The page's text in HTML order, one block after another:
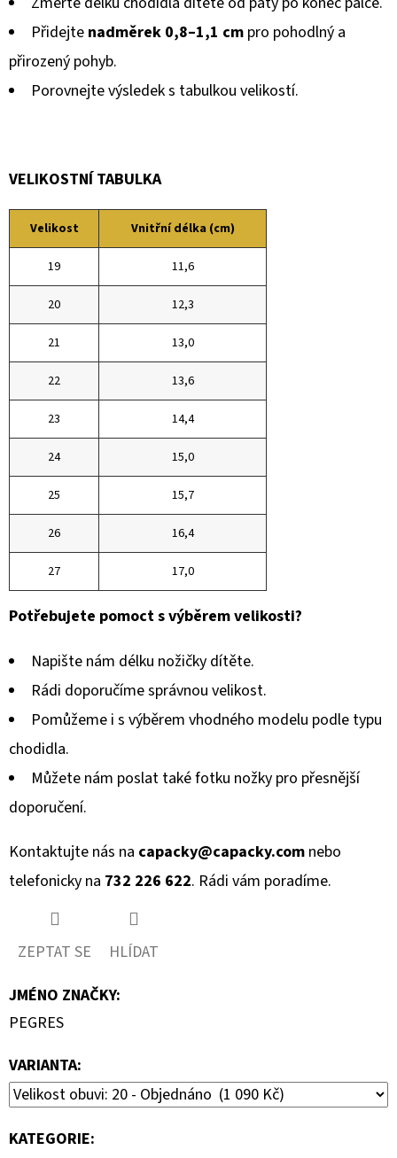
Přidejte nadměrek 0,8–1,1 cm pro pohodlný a
přirozený pohyb.
Porovnejte výsledek s tabulkou velikostí.
VELIKOSTNÍ TABULKA
Velikost Vnitřní délka (cm)
19 11,6
20 12,3
21 13,0
22 13,6
23 14,4
24 15,0
25 15,7
26 16,4
27 17,0
Potřebujete pomoct s výběrem velikosti?
Napište nám délku nožičky dítěte.
Rádi doporučíme správnou velikost.
Pomůžeme i s výběrem vhodného modelu podle typu
chodidla.
Můžete nám poslat také fotku nožky pro přesnější
doporučení.
Kontaktujte nás na capacky@capacky.com nebo
telefonicky na 732 226 622. Rádi vám poradíme.
ZEPTAT SE
HLÍDAT
JMÉNO ZNAČKY:
PEGRES
VARIANTA:
KATEGORIE: